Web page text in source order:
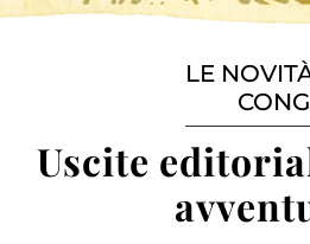
LE
Uscite